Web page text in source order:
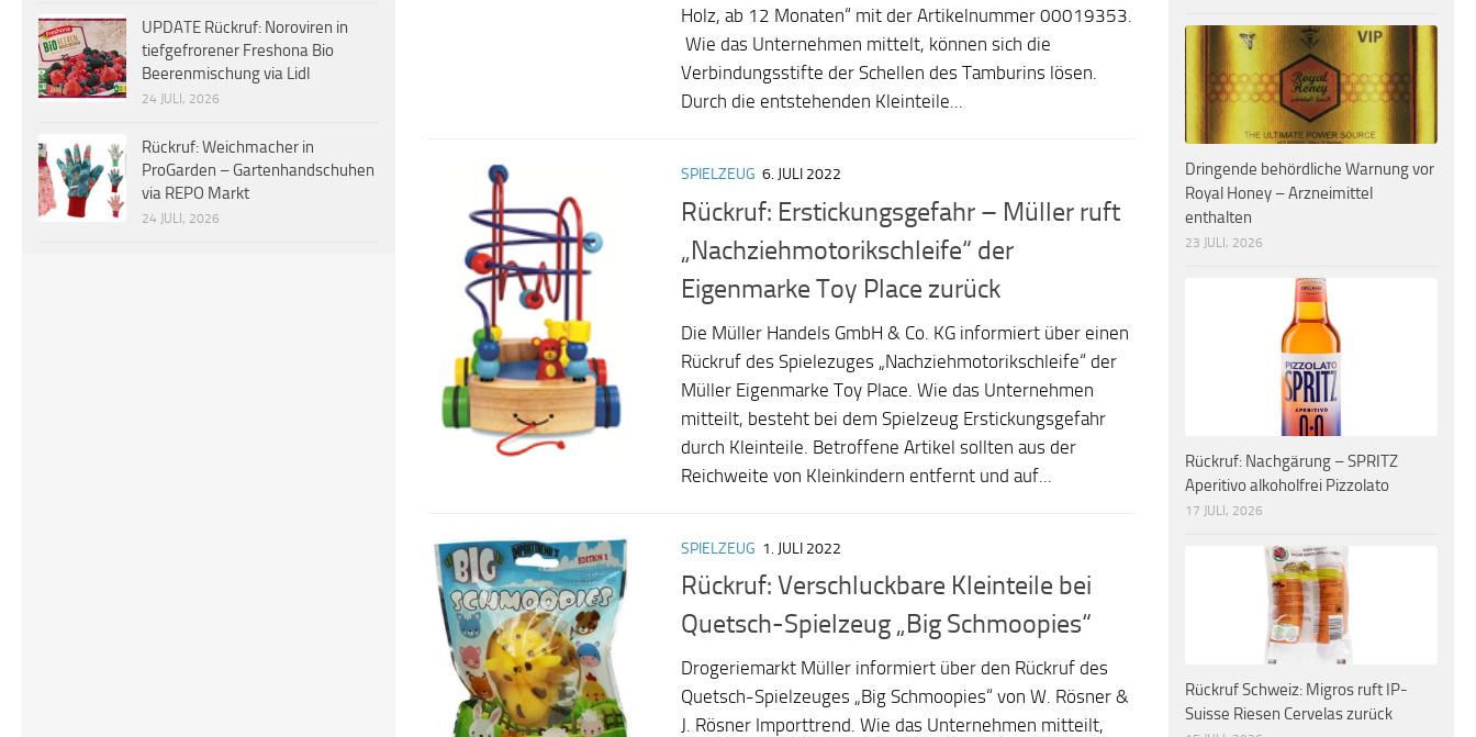
Holz, ab 12 Monaten“ mit der Artikelnummer 00019353.
Wie das Unternehmen mittelt, können sich die
Verbindungsstifte der Schellen des Tamburins lösen.
Durch die entstehenden Kleinteile...
SPIELZEUG 6. JULI 2022
Rückruf: Erstickungsgefahr – Müller ruft
„Nachziehmotorikschleife“ der
Eigenmarke Toy Place zurück
Die Müller Handels GmbH & Co. KG informiert über einen
Rückruf des Spielezuges „Nachziehmotorikschleife“ der
Müller Eigenmarke Toy Place. Wie das Unternehmen
mitteilt, besteht bei dem Spielzeug Erstickungsgefahr
durch Kleinteile. Betroffene Artikel sollten aus der
Reichweite von Kleinkindern entfernt und auf...
SPIELZEUG 1. JULI 2022
Rückruf: Verschluckbare Kleinteile bei
Quetsch-Spielzeug „Big Schmoopies“
Drogeriemarkt Müller informiert über den Rückruf des
Quetsch-Spielzeuges „Big Schmoopies“ von W. Rösner &
J. Rösner Importtrend. Wie das Unternehmen mitteilt,
UPDATE Rückruf: Noroviren in
tiefgefrorener Freshona Bio
Beerenmischung via Lidl
24 JULI, 2026
Rückruf: Weichmacher in
ProGarden – Gartenhandschuhen
via REPO Markt
24 JULI, 2026
Dringende behördliche Warnung vor
Royal Honey – Arzneimittel
enthalten
23 JULI, 2026
Rückruf: Nachgärung – SPRITZ
Aperitivo alkoholfrei Pizzolato
17 JULI, 2026
Rückruf Schweiz: Migros ruft IP-
Suisse Riesen Cervelas zurück